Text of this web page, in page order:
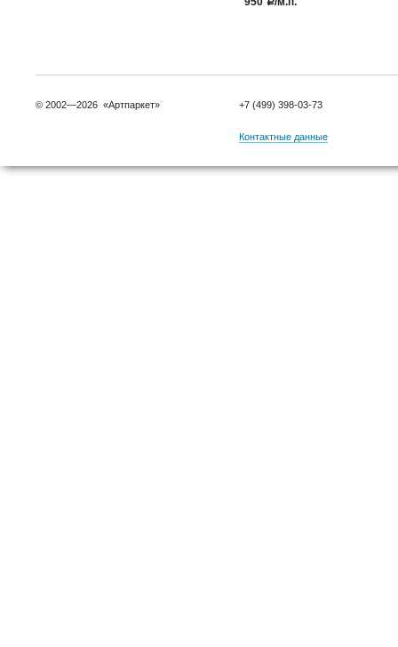
a
© 2002—2026 «Артпаркет» +7 (499) 398-03-73
Контактные данные